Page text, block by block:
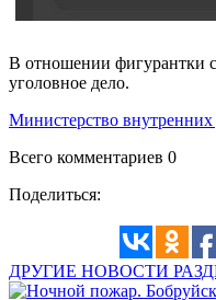
В отношении фигурантки
уголовное дело.
Министерство
Всего комментариев 0
Поделиться:
ДРУГИЕ НОВОСТИ